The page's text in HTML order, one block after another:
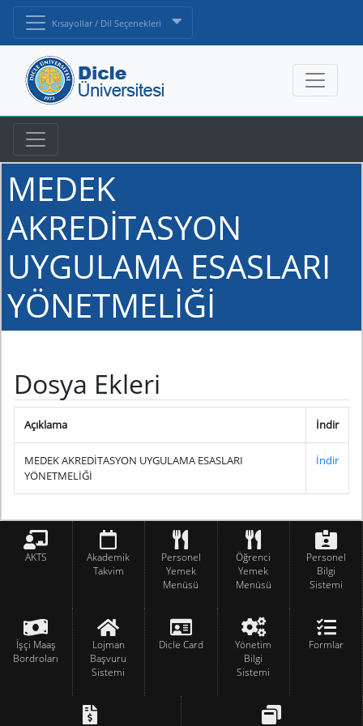
Kısayollar / Dil Seçenekleri
MEDEK
AKREDİTASYON
UYGULAMA ESASLARI
YÖNETMELİĞİ
Dosya Ekleri
Açıklama İndir
MEDEK AKREDİTASYON UYGULAMA ESASLARI
YÖNETMELİĞİ
İndir
AKTS
Akademik
Takvim
Personel
Yemek
Menüsü
Öğrenci
Yemek
Menüsü
Personel
Bilgi
Sistemi
İşçi Maaş
Bordroları
Lojman
Başvuru
Sistemi
Dicle Card
Yönetim
Bilgi
Sistemi
Formlar